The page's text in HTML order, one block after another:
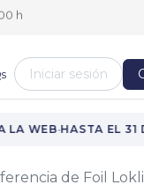
h
Iniciar sesión
WEB·HASTA EL 31
de Foil